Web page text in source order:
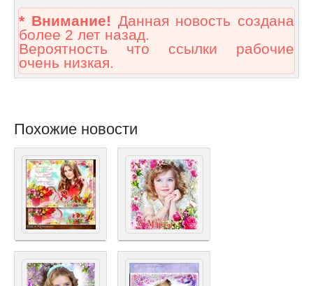
* Внимание! Данная новость создана
более 2 лет назад.
Вероятность что ссылки рабочие
очень низкая.
Похожие новости